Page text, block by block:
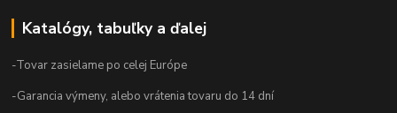
Katalógy, tabuľky a ďalej
-Tovar zasielame po celej Európe
-Garancia výmeny, alebo vrátenia tovaru do 14 dní